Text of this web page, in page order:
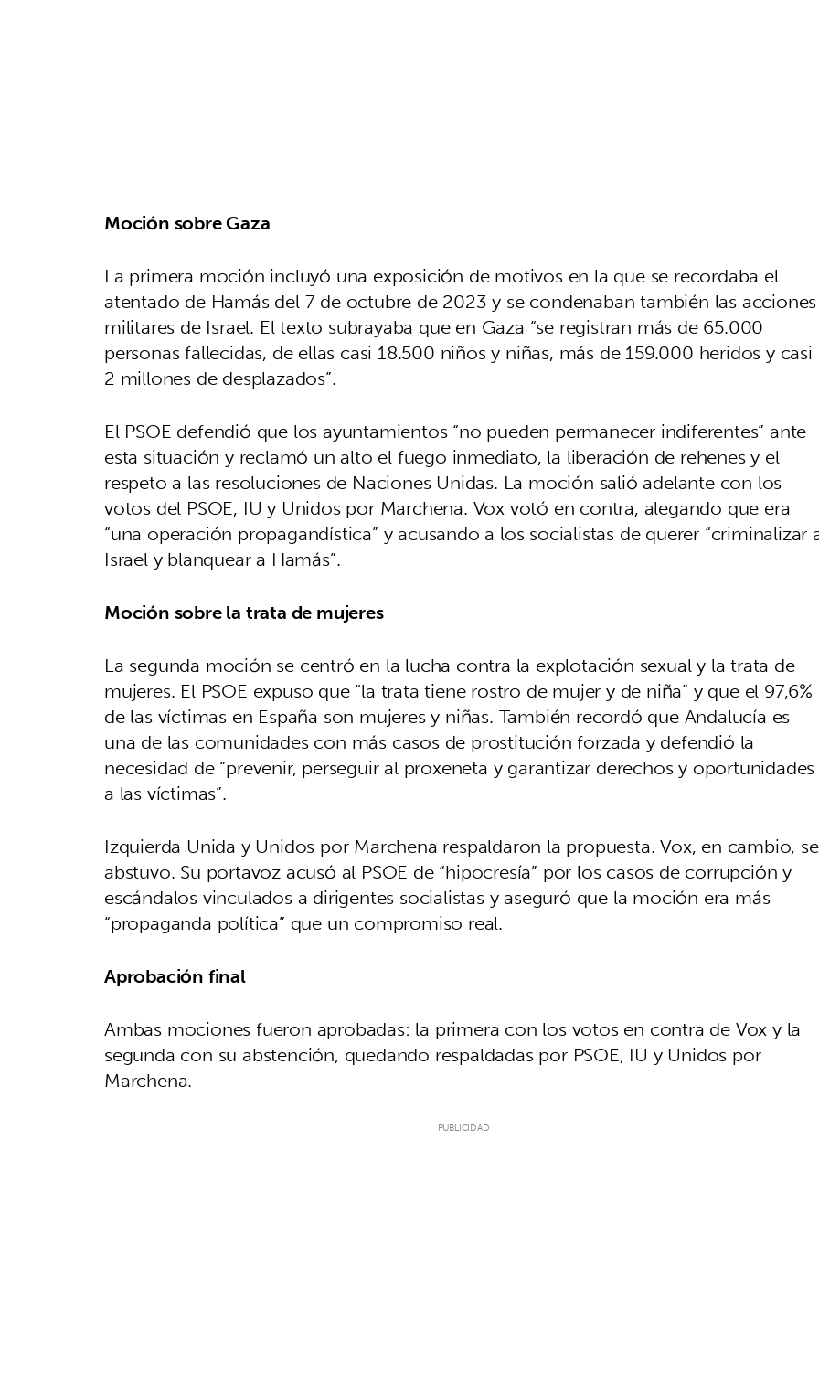
Moción sobre Gaza
La primera moción incluyó una exposición de motivos en la que se recordaba el
atentado de Hamás del 7 de octubre de 2023 y se condenaban también las acciones
militares de Israel. El texto subrayaba que en Gaza “se registran más de 65.000
personas fallecidas, de ellas casi 18.500 niños y niñas, más de 159.000 heridos y casi
2 millones de desplazados”.
El PSOE defendió que los ayuntamientos “no pueden permanecer indiferentes” ante
esta situación y reclamó un alto el fuego inmediato, la liberación de rehenes y el
respeto a las resoluciones de Naciones Unidas. La moción salió adelante con los
votos del PSOE, IU y Unidos por Marchena. Vox votó en contra, alegando que era
“una operación propagandística” y acusando a los socialistas de querer “criminalizar
Israel y blanquear a Hamás”.
Moción sobre la trata de mujeres
La segunda moción se centró en la lucha contra la explotación sexual y la trata de
mujeres. El PSOE expuso que “la trata tiene rostro de mujer y de niña” y que el 97,6%
de las víctimas en España son mujeres y niñas. También recordó que Andalucía es
una de las comunidades con más casos de prostitución forzada y defendió la
necesidad de “prevenir, perseguir al proxeneta y garantizar derechos y oportunidades
a las víctimas”.
Izquierda Unida y Unidos por Marchena respaldaron la propuesta. Vox, en cambio, se
abstuvo. Su portavoz acusó al PSOE de “hipocresía” por los casos de corrupción y
escándalos vinculados a dirigentes socialistas y aseguró que la moción era más
“propaganda política” que un compromiso real.
Aprobación final
Ambas mociones fueron aprobadas: la primera con los votos en contra de Vox y la
segunda con su abstención, quedando respaldadas por PSOE, IU y Unidos por
Marchena.